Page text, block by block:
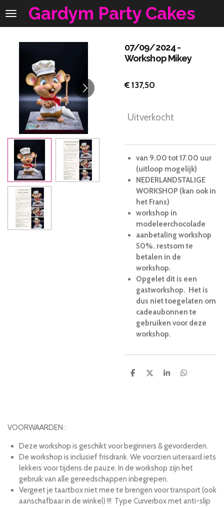
Ga
Gardym Party Cakes
07/09/2024 -
Workshop Mikey
€ 137,50
Uitverkocht
van 9.00 tot 17.00 uur
(uitloop mogelijk)
NEDERLANDSTALIGE
WORKSHOP (kan ook in
het Frans)
workshop in
modeleerchocolade
aanbetaling workshop
50%. restsom te
betalen in de
workshop.
Opgelet dit is een
gastworkshop. Het is
dus niet toegelaten om
cadeaubonnen te
gebruiken voor deze
workshop.
D
D
S
D
VOORWAARDEN :
Deze workshop is geschikt voor beginners & gevorderden.
De workshop is inclusief frisdrank. We voorzien uiteraard iets
lekkers voor tijdens de pauze. In de workshop zijn het
gebruik van alle gereedschappen inbegrepen.
Vergeet je taartbox niet mee te brengen voor transport (ook
aanschafbaar in de winkel) !!! Type Curverbox met anti-slip